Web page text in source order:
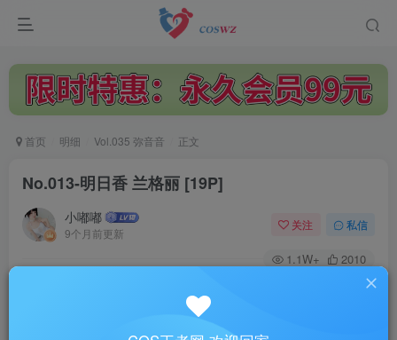
首页 明细 Vol.035 弥音音 正文
No.013-明日香 兰格丽 [19P]
小嘟嘟
9个月前更新
关注 私信
1.1W+ 2010
No.013-明日香 兰格丽 [19P]
此内容为付费阅读，请付费后查看